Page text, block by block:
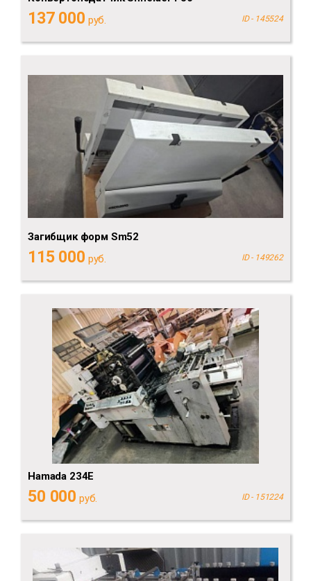
137 000 руб. ID - 145524
Загибщик форм Sm52
115 000 руб. ID - 149262
Hamada 234E
50 000 руб. ID - 151224